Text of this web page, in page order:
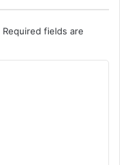
Required fields are